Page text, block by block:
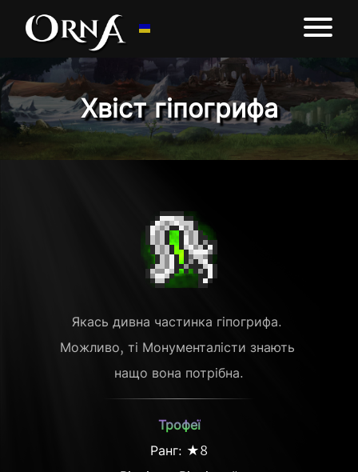
Хвіст гіпогрифа
Якась дивна частинка гіпогрифа.
Можливо, ті Монументалісти знають
нащо вона потрібна.
Трофеї
Ранг: ★8